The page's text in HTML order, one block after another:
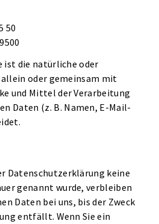
50
die natürliche oder
oder gemeinsam mit
und Mittel der Verarbeitung
Daten (z. B. Namen, E-Mail-
Datenschutzerklärung keine
genannt wurde, verbleiben
Daten bei uns, bis der Zweck
entfällt. Wenn Sie ein